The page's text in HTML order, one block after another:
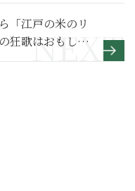
「江戸の米のリ
狂歌はおもしろ
～ 満喫リポー